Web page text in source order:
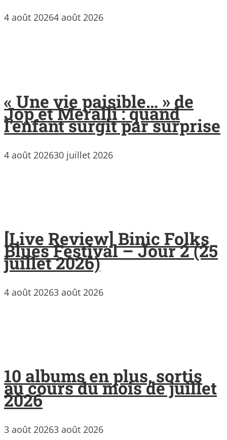
4 août 20264 août 2026
« Une vie paisible… » de
Jop et Meralli : quand
l’enfant surgit par surprise
4 août 202630 juillet 2026
[Live Review] Binic Folks
Blues Festival – Jour 2 (25
juillet 2026)
4 août 20263 août 2026
10 albums en plus, sortis
au cours du mois de juillet
2026
3 août 20263 août 2026